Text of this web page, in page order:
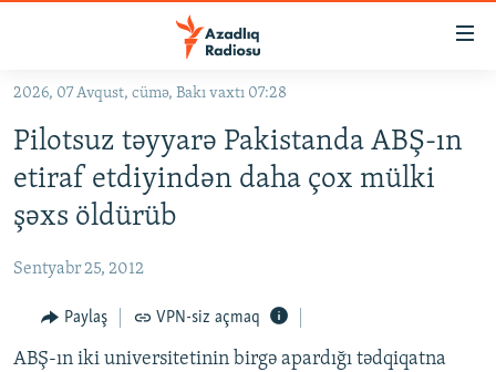
Əsas
qayıt
Əsas
naviqasiyaya
qayıt
KORRUPSIOMETR
#ƏSLINDƏ
FƏRQƏ BAX
QANUNI DOĞRU
ARAŞDIRMA
2026, 07 Avqust, cümə, Bakı vaxtı 07:28
Pilotsuz təyyarə Pakistanda ABŞ-ın
etiraf etdiyindən daha çox mülki
şəxs öldürüb
Sentyabr 25, 2012
Paylaş VPN-siz açmaq
ABŞ-ın iki universitetinin birgə apardığı tədqiqatna